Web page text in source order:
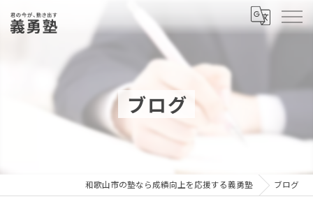
ブログ
和歌山市の塾なら成績向上を応援する義勇塾 ブログ